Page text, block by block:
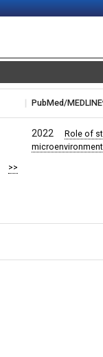
PubMed/
>>
2022
Role of